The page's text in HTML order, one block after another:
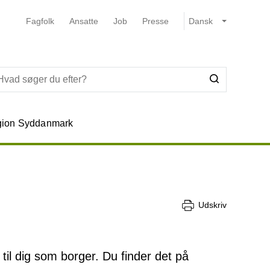
Fagfolk Ansatte Job Presse
Syddanmark
Udskriv
dig som borger. Du finder det på